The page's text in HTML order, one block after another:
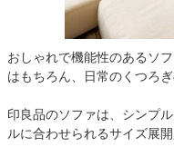
おしゃれで機能性のあるソ
はもちろん、日常のくつろ
印良品のソファは、シンプ
ルに合わせられるサイズ展開